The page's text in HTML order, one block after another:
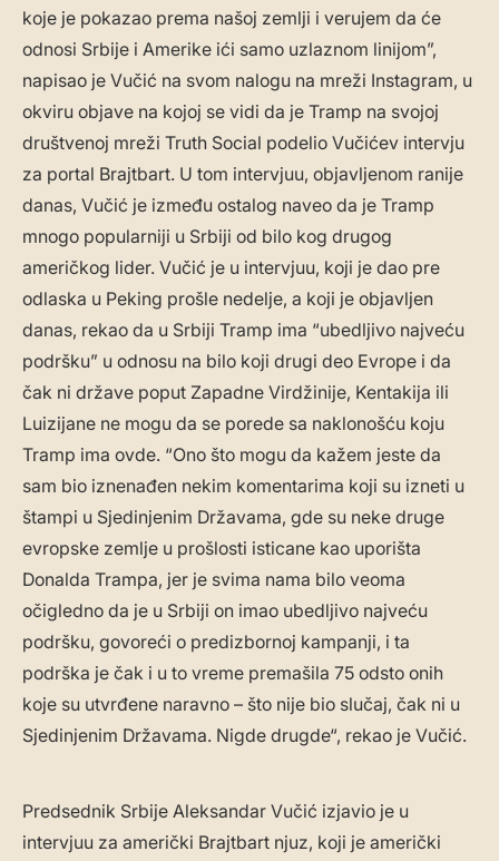
koje je pokazao prema našoj zemlji i verujem da će
odnosi Srbije i Amerike ići samo uzlaznom linijom”,
napisao je Vučić na svom nalogu na mreži Instagram, u
okviru objave na kojoj se vidi da je Tramp na svojoj
društvenoj mreži Truth Social podelio Vučićev intervju
za portal Brajtbart. U tom intervjuu, objavljenom ranije
danas, Vučić je između ostalog naveo da je Tramp
mnogo popularniji u Srbiji od bilo kog drugog
američkog lider. Vučić je u intervjuu, koji je dao pre
odlaska u Peking prošle nedelje, a koji je objavljen
danas, rekao da u Srbiji Tramp ima “ubedljivo najveću
podršku” u odnosu na bilo koji drugi deo Evrope i da
čak ni države poput Zapadne Virdžinije, Kentakija ili
Luizijane ne mogu da se porede sa naklonošću koju
Tramp ima ovde. “Ono što mogu da kažem jeste da
sam bio iznenađen nekim komentarima koji su izneti u
štampi u Sjedinjenim Državama, gde su neke druge
evropske zemlje u prošlosti isticane kao uporišta
Donalda Trampa, jer je svima nama bilo veoma
očigledno da je u Srbiji on imao ubedljivo najveću
podršku, govoreći o predizbornoj kampanji, i ta
podrška je čak i u to vreme premašila 75 odsto onih
koje su utvrđene naravno – što nije bio slučaj, čak ni u
Sjedinjenim Državama. Nigde drugde“, rekao je Vučić.
Predsednik Srbije Aleksandar Vučić izjavio je u
intervjuu za američki Brajtbart njuz, koji je američki